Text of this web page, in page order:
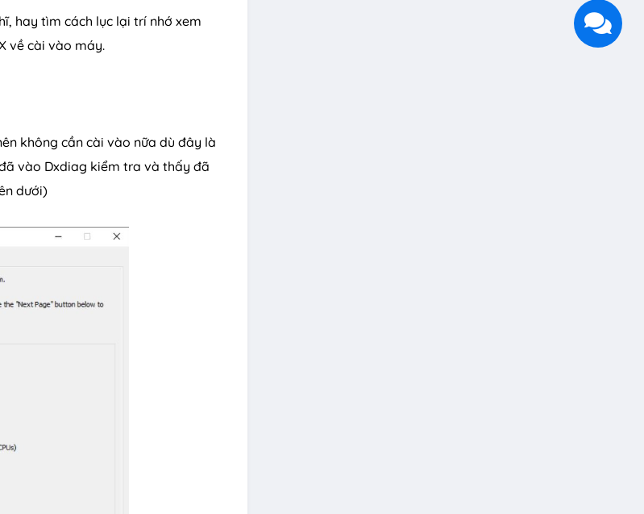
hay tìm cách lục lại trí nhớ xem
về cài vào máy.
không cần cài vào nữa dù đây là
vào Dxdiag kiểm tra và thấy đã
dưới)